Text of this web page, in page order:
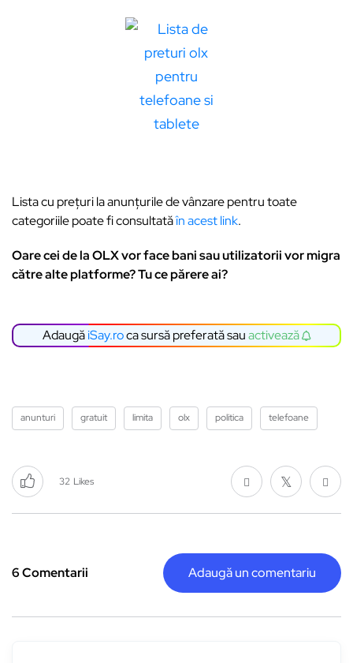
Lista cu prețuri la anunțurile de vânzare pentru toate
categoriile poate fi consultatăîn acest link.
Oare cei de la OLX vor face bani sau utilizatorii vor migra
către alte platforme? Tu ce părere ai?
AdaugăiSay.roca sursă preferată sauactivează
anunturi gratuit limita olx politica telefoane
32 Likes
6 Comentarii Adaugă un comentariu